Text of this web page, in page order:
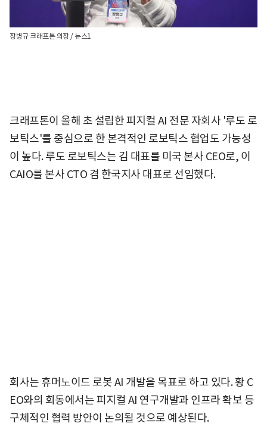
장병규 크래프톤 의장 / 뉴스1
크래프톤이 올해 초 설립한 피지컬 AI 전문 자회사 '루도 로
보틱스'를 중심으로 한 본격적인 로보틱스 협업도 가능성
이 높다. 루도 로보틱스는 김 대표를 미국 본사 CEO로, 이
CAIO를 본사 CTO 겸 한국지사 대표로 선임했다.
회사는 휴머노이드 로봇 AI 개발을 목표로 하고 있다. 황 C
EO와의 회동에서는 피지컬 AI 연구개발과 인프라 확보 등
구체적인 협력 방안이 논의될 것으로 예상된다.